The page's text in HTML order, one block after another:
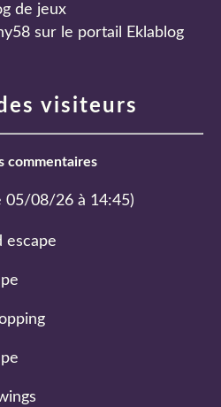
de jeux
sur le portail Eklablog
visiteurs
commentaires
05/08/26 à 14:45)
escape